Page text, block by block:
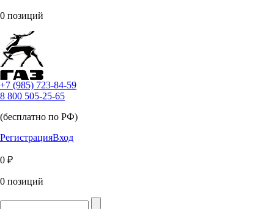
0 позиций
+7 (985) 723-84-59
8 800 505-25-65
(бесплатно по РФ)
РегистрацияВход
0 ₽
0 позиций